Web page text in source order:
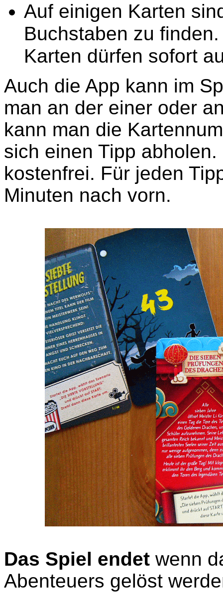
Auf einigen Karten
Buchstaben zu
Karten dürfen sofort
Auch die App kann im
man an der einer oder
kann man die
sich einen Tipp
kostenfrei. Für jeden
Minuten nach vorn.
Das Spiel endet wenn
Abenteuers gelöst